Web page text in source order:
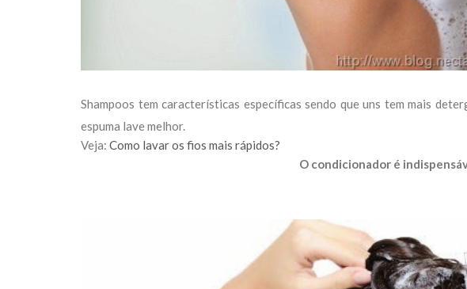
Shampoos tem características específicas sendo que uns tem mais
espuma lave melhor.
Veja: Como lavar os fios mais rápidos?
O condicionador é